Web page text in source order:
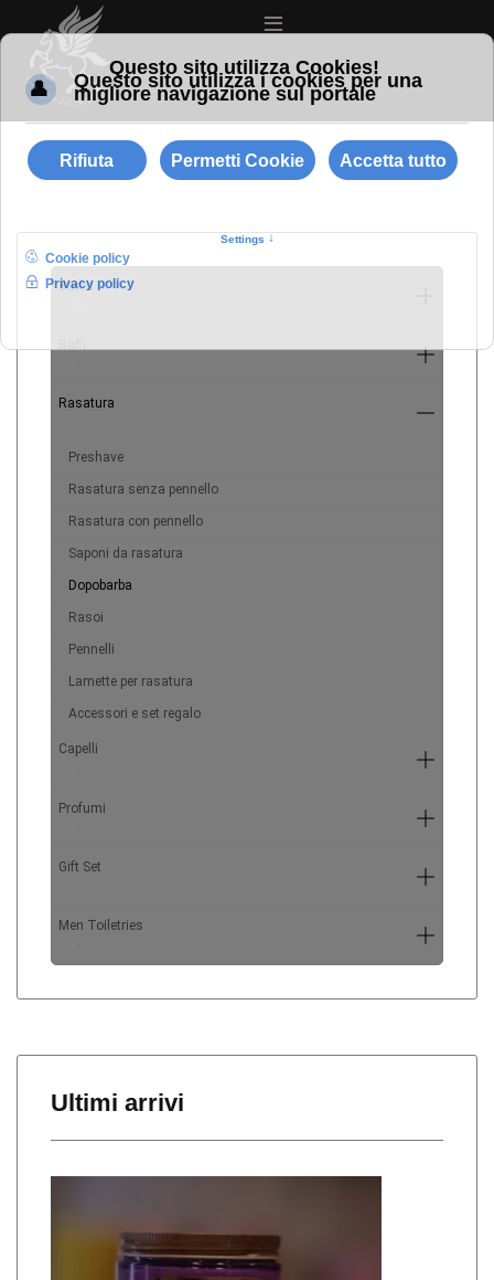
≡
Barba
Rasatura
Preshave
Rasatura senza pennello
Rasatura con pennello
Saponi da rasatura
Dopobarba
Rasoi
Pennelli
Lamette per rasatura
Accessori e set regalo
Capelli
Profumi
Gift Set
Men Toiletries
Ultimi arrivi